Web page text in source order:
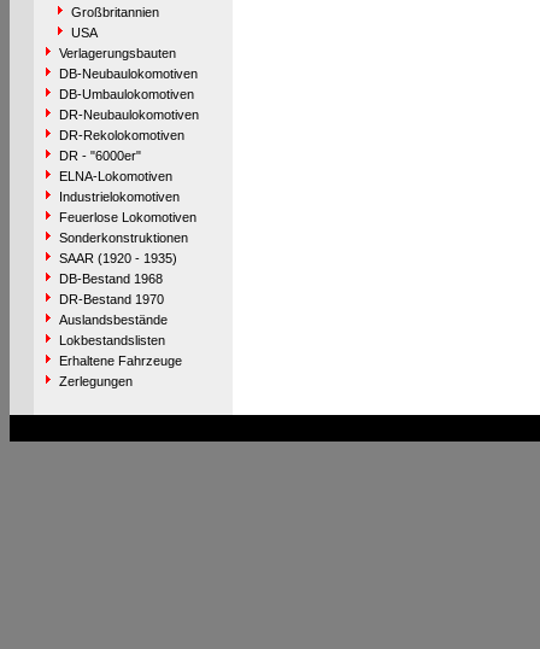
Großbritannien
USA
Verlagerungsbauten
DB-Neubaulokomotiven
DB-Umbaulokomotiven
DR-Neubaulokomotiven
DR-Rekolokomotiven
DR - "6000er"
ELNA-Lokomotiven
Industrielokomotiven
Feuerlose Lokomotiven
Sonderkonstruktionen
SAAR (1920 - 1935)
DB-Bestand 1968
DR-Bestand 1970
Auslandsbestände
Lokbestandslisten
Erhaltene Fahrzeuge
Zerlegungen